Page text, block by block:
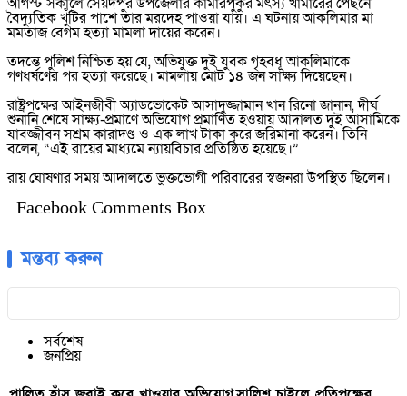
বৈদ্যুতিক খুঁটির পাশে তার মরদেহ পাওয়া যায়। এ ঘটনায় আকলিমার মা
মমতাজ বেগম হত্যা মামলা দায়ের করেন।
তদন্তে পুলিশ নিশ্চিত হয় যে, অভিযুক্ত দুই যুবক গৃহবধূ আকলিমাকে
গণধর্ষণের পর হত্যা করেছে। মামলায় মোট ১৪ জন সাক্ষ্য দিয়েছেন।
রাষ্ট্রপক্ষের আইনজীবী অ্যাডভোকেট আসাদুজ্জামান খান রিনো জানান, দীর্ঘ
শুনানি শেষে সাক্ষ্য-প্রমাণে অভিযোগ প্রমাণিত হওয়ায় আদালত দুই আসামিকে
যাবজ্জীবন সশ্রম কারাদণ্ড ও এক লাখ টাকা করে জরিমানা করেন। তিনি
বলেন, “এই রায়ের মাধ্যমে ন্যায়বিচার প্রতিষ্ঠিত হয়েছে।”
রায় ঘোষণার সময় আদালতে ভুক্তভোগী পরিবারের স্বজনরা উপস্থিত ছিলেন।
Facebook Comments Box
মন্তব্য করুন
সর্বশেষ
জনপ্রিয়